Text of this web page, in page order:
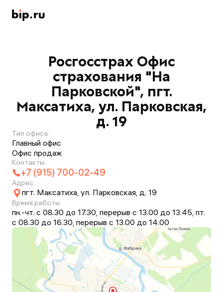
Росгосстрах Офис
страхования "На
Парковской", пгт.
Максатиха, ул. Парковская,
д. 19
Тип офиса:
Главный офис
Офис продаж
Контакты:
+7 (915) 700-02-49
Адрес:
пгт. Максатиха, ул. Парковская, д. 19
Время работы:
пн.-чт. с 08.30 до 17.30, перерыв с 13.00 до 13.45, пт.
с 08.30 до 16.30, перерыв с 13.00 до 14.00